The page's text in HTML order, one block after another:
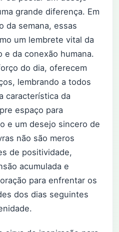
grande diferença. Em
da semana, essas
um lembrete vital da
e da conexão humana.
do dia, oferecem
lembrando a todos
característica da
espaço para
e um desejo sincero de
não são meros
de positividade,
acumulada e
para enfrentar os
dos dias seguintes